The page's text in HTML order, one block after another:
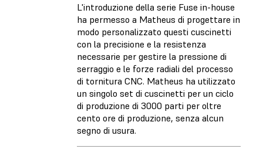
L'introduzione della serie Fuse in-house
ha permesso a Matheus di progettare in
modo personalizzato questi cuscinetti
con la precisione e la resistenza
necessarie per gestire la pressione di
serraggio e le forze radiali del processo
di tornitura CNC. Matheus ha utilizzato
un singolo set di cuscinetti per un ciclo
di produzione di 3000 parti per oltre
cento ore di produzione, senza alcun
segno di usura.